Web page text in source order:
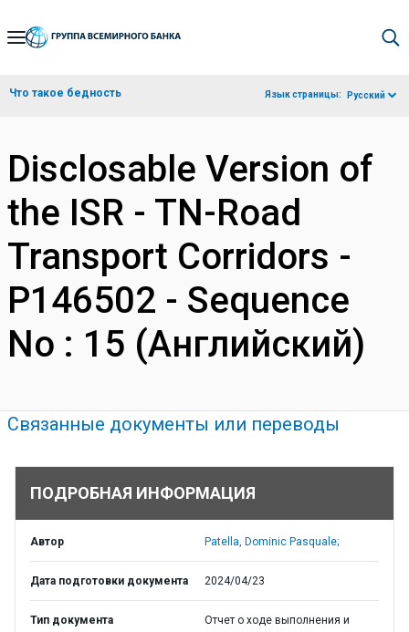
Skip
Navigation
Что такое бедность Язык страницы: Русский
Disclosable Version of
the ISR - TN-Road
Transport Corridors -
P146502 - Sequence
No : 15 (Английский)
Связанные документы или переводы
ПОДРОБНАЯ ИНФОРМАЦИЯ
Автор Patella, Dominic Pasquale;
Дата подготовки документа 2024/04/23
Тип документа
Отчет о ходе выполнения и